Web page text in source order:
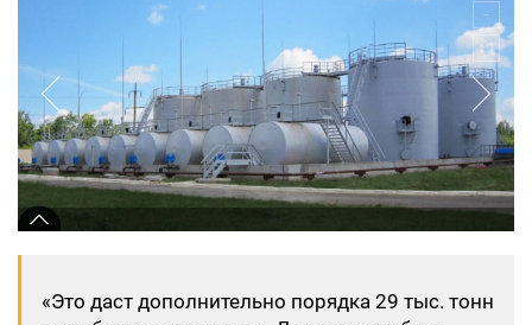
«Это даст дополнительно порядка 29 тыс. тонн